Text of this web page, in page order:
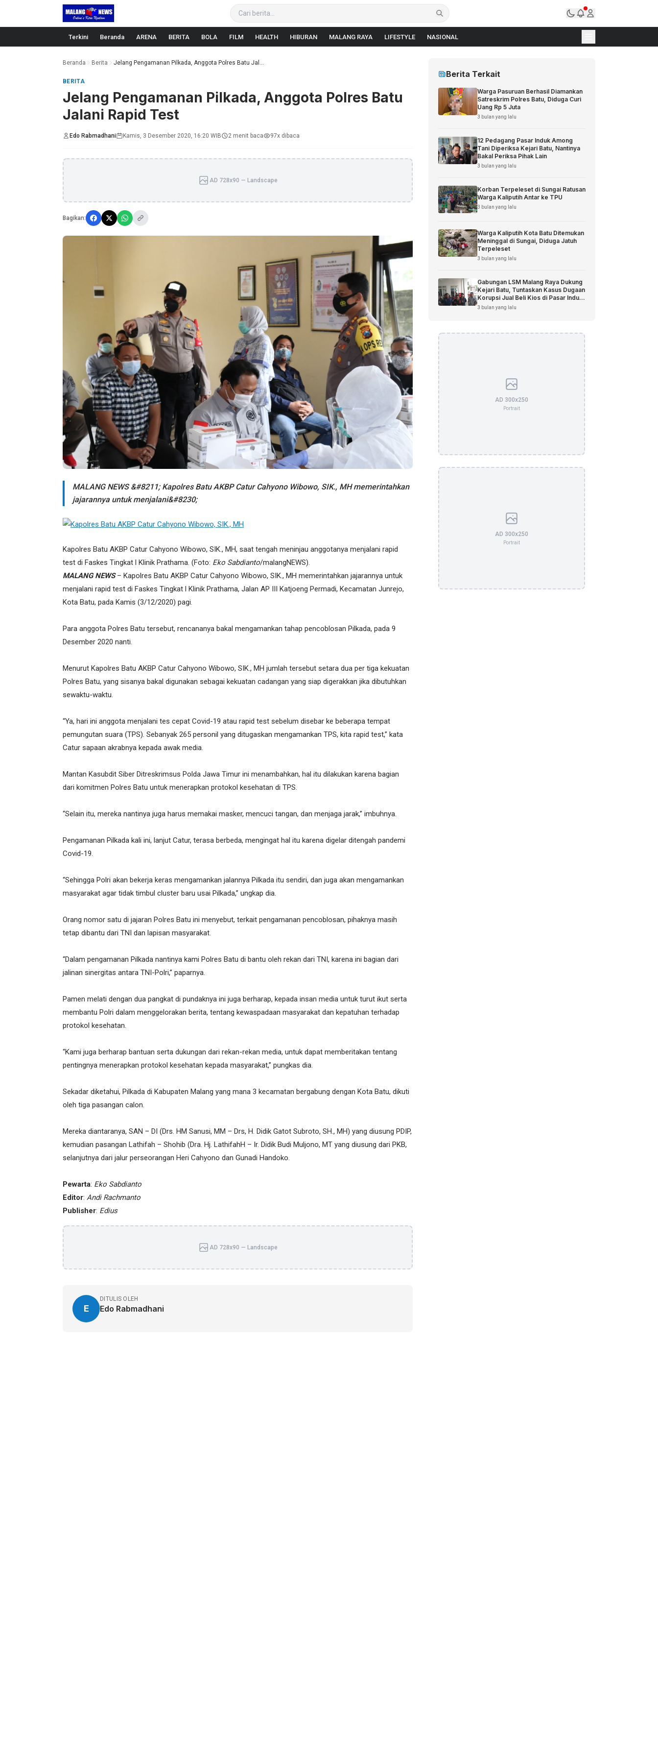
Langsung ke konten
Terkini Beranda ARENA BERITA BOLA FILM HEALTH HIBURAN MALANG RAYA LIFESTYLE NASIONAL
Beranda Berita Jelang Pengamanan Pilkada, Anggota Polres Batu Jal...
BERITA
Jelang Pengamanan Pilkada, Anggota Polres Batu
Jalani Rapid Test
Edo Rabmadhani Kamis, 3 Desember 2020, 16:20 WIB 2 menit baca 97x dibaca
AD 728x90 — Landscape
Bagikan:
MALANG NEWS &#8211; Kapolres Batu AKBP Catur Cahyono Wibowo, SIK., MH memerintahkan
jajarannya untuk menjalani&#8230;
Kapolres Batu AKBP Catur Cahyono Wibowo, SIK., MH, saat tengah meninjau anggotanya menjalani rapid
test di Faskes Tingkat l Klinik Prathama. (Foto: Eko Sabdianto/malangNEWS).
MALANG NEWS– Kapolres Batu AKBP Catur Cahyono Wibowo, SIK., MH memerintahkan jajarannya untuk
menjalani rapid test di Faskes Tingkat l Klinik Prathama, Jalan AP III Katjoeng Permadi, Kecamatan Junrejo,
Kota Batu, pada Kamis (3/12/2020) pagi.
Para anggota Polres Batu tersebut, rencananya bakal mengamankan tahap pencoblosan Pilkada, pada 9
Desember 2020 nanti.
Menurut Kapolres Batu AKBP Catur Cahyono Wibowo, SIK., MH jumlah tersebut setara dua per tiga kekuatan
Polres Batu, yang sisanya bakal digunakan sebagai kekuatan cadangan yang siap digerakkan jika dibutuhkan
sewaktu-waktu.
“Ya, hari ini anggota menjalani tes cepat Covid-19 atau rapid test sebelum disebar ke beberapa tempat
pemungutan suara (TPS). Sebanyak 265 personil yang ditugaskan mengamankan TPS, kita rapid test,” kata
Catur sapaan akrabnya kepada awak media.
Mantan Kasubdit Siber Ditreskrimsus Polda Jawa Timur ini menambahkan, hal itu dilakukan karena bagian
dari komitmen Polres Batu untuk menerapkan protokol kesehatan di TPS.
“Selain itu, mereka nantinya juga harus memakai masker, mencuci tangan, dan menjaga jarak,” imbuhnya.
Pengamanan Pilkada kali ini, lanjut Catur, terasa berbeda, mengingat hal itu karena digelar ditengah pandemi
Covid-19.
“Sehingga Polri akan bekerja keras mengamankan jalannya Pilkada itu sendiri, dan juga akan mengamankan
masyarakat agar tidak timbul cluster baru usai Pilkada,” ungkap dia.
Orang nomor satu di jajaran Polres Batu ini menyebut, terkait pengamanan pencoblosan, pihaknya masih
tetap dibantu dari TNI dan lapisan masyarakat.
“Dalam pengamanan Pilkada nantinya kami Polres Batu di bantu oleh rekan dari TNI, karena ini bagian dari
jalinan sinergitas antara TNI-Polri,” paparnya.
Pamen melati dengan dua pangkat di pundaknya ini juga berharap, kepada insan media untuk turut ikut serta
membantu Polri dalam menggelorakan berita, tentang kewaspadaan masyarakat dan kepatuhan terhadap
protokol kesehatan.
“Kami juga berharap bantuan serta dukungan dari rekan-rekan media, untuk dapat memberitakan tentang
pentingnya menerapkan protokol kesehatan kepada masyarakat,” pungkas dia.
Sekadar diketahui, Pilkada di Kabupaten Malang yang mana 3 kecamatan bergabung dengan Kota Batu, dikuti
oleh tiga pasangan calon.
Mereka diantaranya, SAN – DI (Drs. HM Sanusi, MM – Drs, H. Didik Gatot Subroto, SH., MH) yang diusung PDIP,
kemudian pasangan Lathifah – Shohib (Dra. Hj. LathifahH – Ir. Didik Budi Muljono, MT yang diusung dari PKB,
selanjutnya dari jalur perseorangan Heri Cahyono dan Gunadi Handoko.
Pewarta: Eko Sabdianto
Editor: Andi Rachmanto
Publisher: Edius
AD 728x90 — Landscape
E
DITULIS OLEH
Edo Rabmadhani
Berita Terkait
Warga Pasuruan Berhasil Diamankan
Satreskrim Polres Batu, Diduga Curi
Uang Rp 5 Juta
3 bulan yang lalu
12 Pedagang Pasar Induk Among
Tani Diperiksa Kejari Batu, Nantinya
Bakal Periksa Pihak Lain
3 bulan yang lalu
Korban Terpeleset di Sungai Ratusan
Warga Kaliputih Antar ke TPU
3 bulan yang lalu
Warga Kaliputih Kota Batu Ditemukan
Meninggal di Sungai, Diduga Jatuh
Terpeleset
3 bulan yang lalu
Gabungan LSM Malang Raya Dukung
Kejari Batu, Tuntaskan Kasus Dugaan
Korupsi Jual Beli Kios di Pasar Induk
Among Tani
3 bulan yang lalu
AD 300x250
Portrait
AD 300x250
Portrait